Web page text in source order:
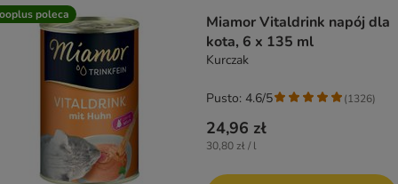
poleca
Miamor Vitaldrink napój dla
kota, 6 x 135 ml
Kurczak
24,96 zł
30,80 zł / l
Pusto: 4.6/5 (1326)